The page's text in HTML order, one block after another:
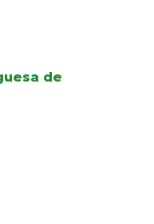
de